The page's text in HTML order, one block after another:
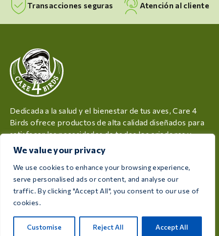
We value your privacy
We use cookies to enhance your browsing experience,
serve personalised ads or content, and analyse our
traffic. By clicking "Accept All", you consent to our use of
cookies.
Customise Reject All Accept All
Transacciones seguras
Atención al cliente
Dedicada a la salud y el bienestar de tus aves, Care 4
Birds ofrece productos de alta calidad diseñados para
satisfacer las necesidades de todos los criadores y
aficionados a las aves.
Rijksweg 28a, 7975 RT Uffelte, Países Bajos
info@care4bird.nl
Consejos